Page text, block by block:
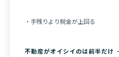
・手残りより税金が上回る
不動産がオイシイのは前半だけ